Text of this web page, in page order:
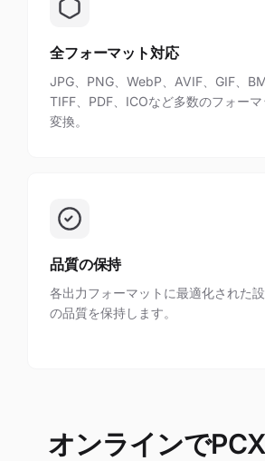
全フォーマット対応
JPG、PNG、WebP、AVIF、GIF、
TIFF、PDF、ICOなど多数のフォー
変換。
品質の保持
各出力フォーマットに最適化された
の品質を保持します。
オンラインで